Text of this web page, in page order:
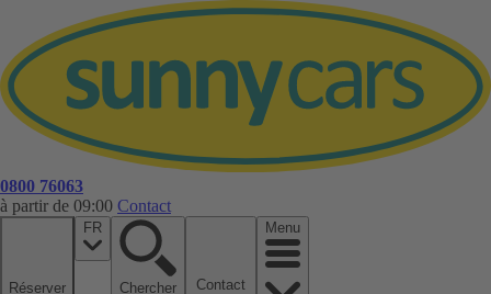
0800 76063
à partir de 09:00 Contact
Réserver
FR
Chercher
Menu